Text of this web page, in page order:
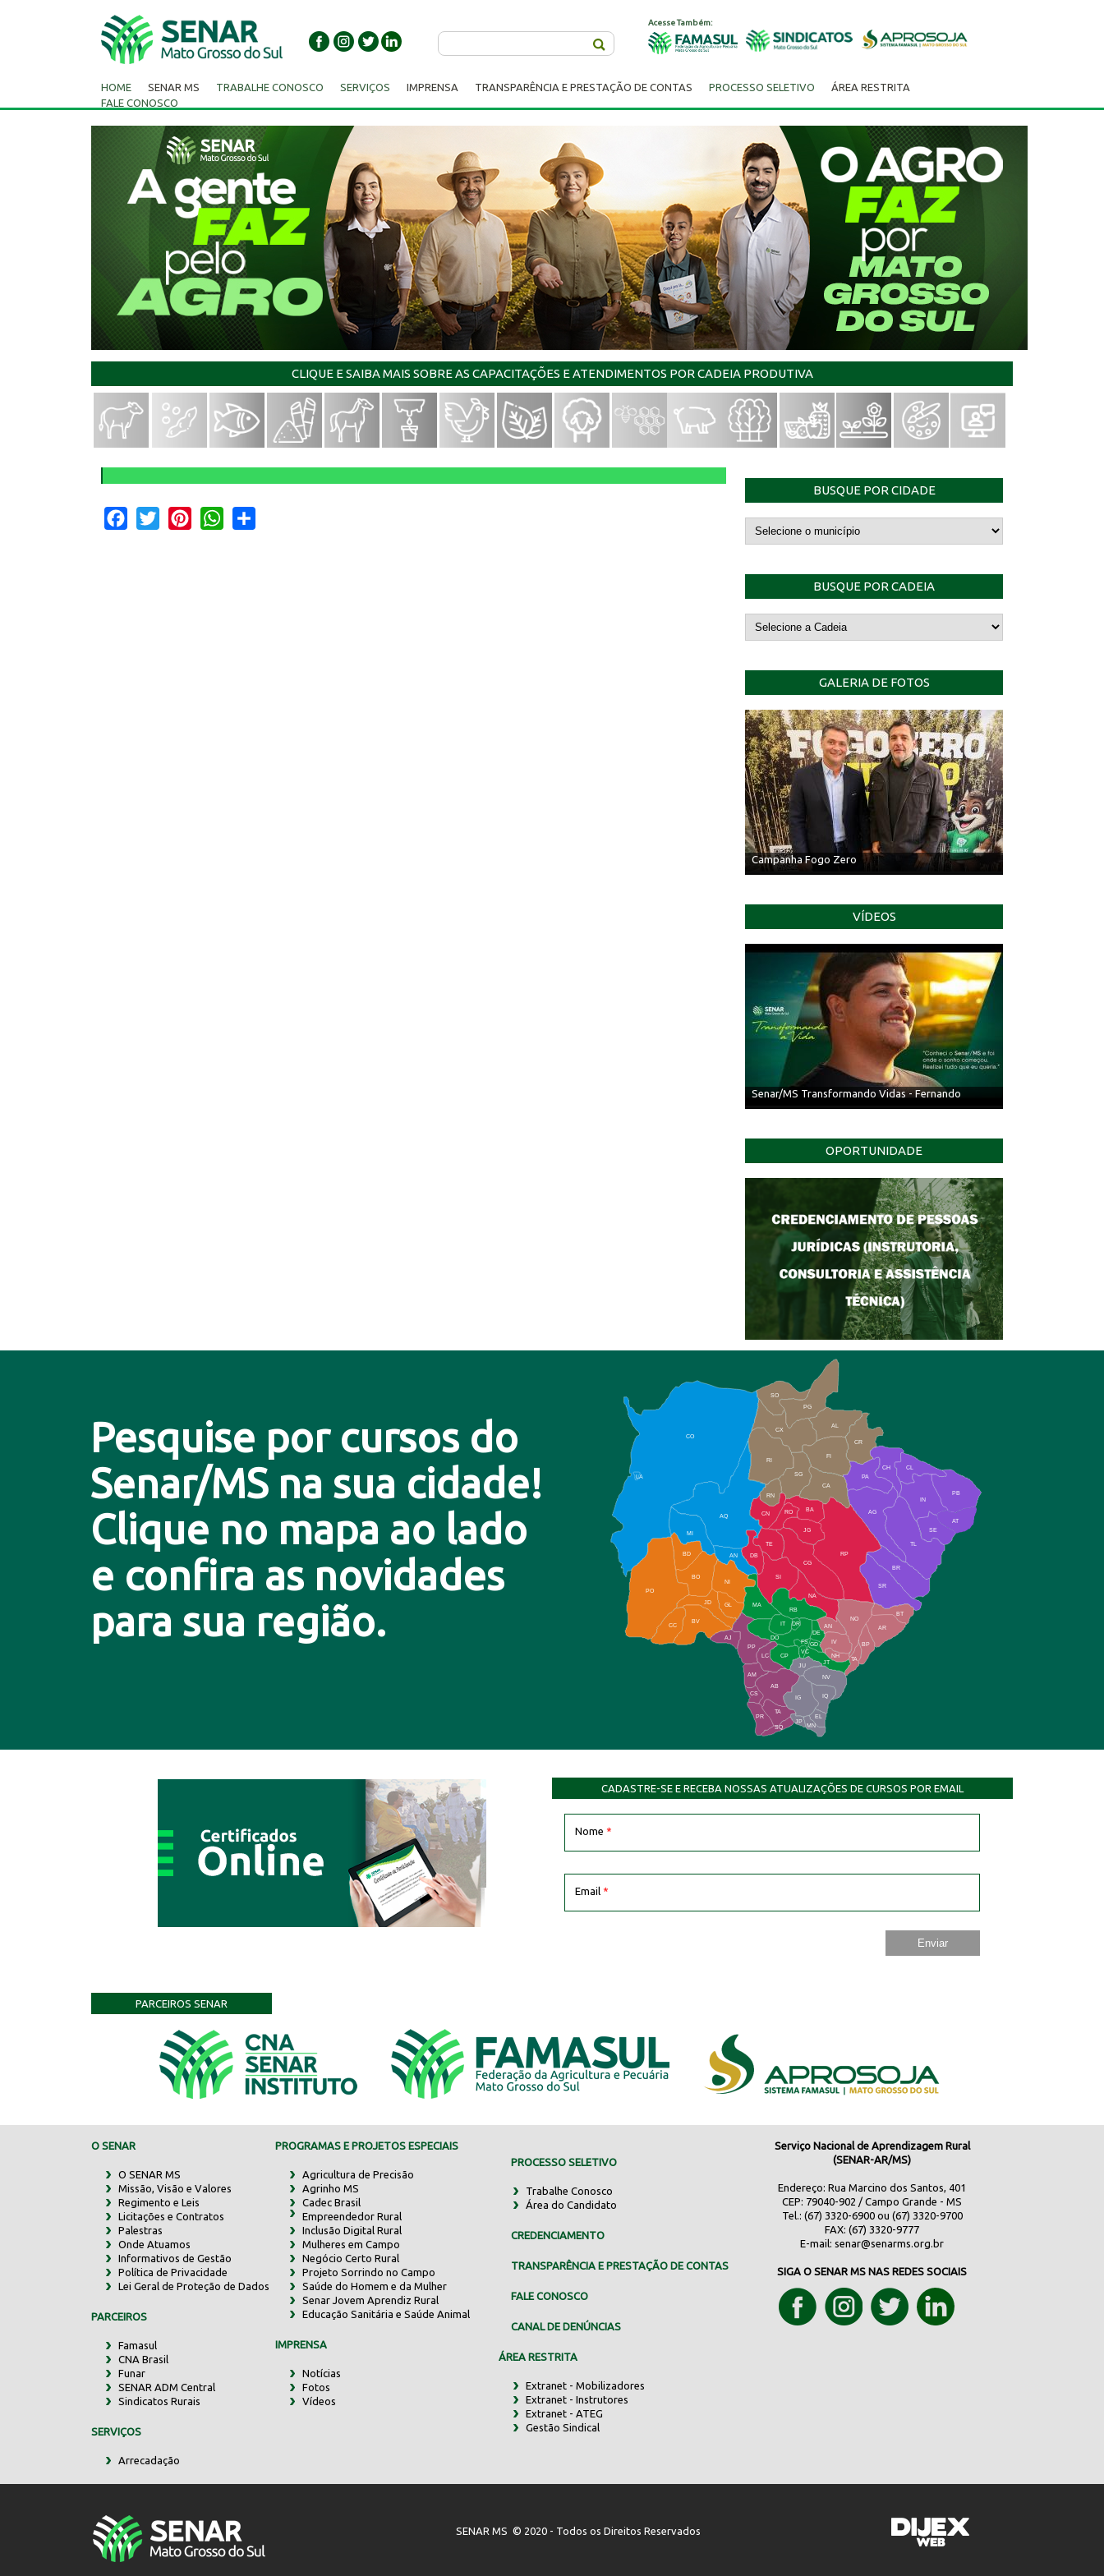
Acesse Também:
HOME SENAR MS TRABALHE CONOSCO SERVIÇOS IMPRENSA TRANSPARÊNCIA E PRESTAÇÃO DE CONTAS PROCESSO SELETIVO
ÁREA RESTRITA
FALE CONOSCO
CLIQUE E SAIBA MAIS SOBRE AS CAPACITAÇÕES E ATENDIMENTOS POR CADEIA PRODUTIVA
BUSQUE POR CIDADE
BUSQUE POR CADEIA
GALERIA DE FOTOS
Campanha Fogo Zero
VÍDEOS
Senar/MS Transformando Vidas - Fernando
OPORTUNIDADE
Facebook
Twitter PinterestWhatsApp
Pesquise por cursos do
Senar/MS na sua cidade!
Clique no mapa ao lado
e confira as novidades
para sua região.
CO
AQ
MI
AN
CX
RI
AL
CR
FI
SG
BA
CA
PA
CH CL
PB
SE
TL
AG
BR
SR
BT
AR
RP
RO
JG
CG
SI
NA
TA
NH
JT
RB
MA
IT
DR
DO
CP
JU
NV
IQ
EL
BD
BO
NI
JD
PO
BV
CC
PP
AJ
LC
AM
AB
JP
DB
TE
CS
PR
TA
SQ
IG
MN
IN
NO
BP
RN
CN
GL
AN
IV
FS
VC
GD
DE
AT
PG
SO
LA
CADASTRE-SE E RECEBA NOSSAS ATUALIZAÇÕES DE CURSOS POR EMAIL
Nome *
Email *
PARCEIROS SENAR
O SENAR
O SENAR MS
Missão, Visão e Valores
Regimento e Leis
Licitações e Contratos
Palestras
Onde Atuamos
Informativos de Gestão
Política de Privacidade
Lei Geral de Proteção de Dados
PARCEIROS
Famasul
CNA Brasil
Funar
SENAR ADM Central
Sindicatos Rurais
SERVIÇOS
Arrecadação
PROGRAMAS E PROJETOS ESPECIAIS
Agricultura de Precisão
Agrinho MS
Cadec Brasil
Empreendedor Rural
Inclusão Digital Rural
Mulheres em Campo
Negócio Certo Rural
Projeto Sorrindo no Campo
Saúde do Homem e da Mulher
Senar Jovem Aprendiz Rural
Educação Sanitária e Saúde Animal
IMPRENSA
Notícias
Fotos
Vídeos
PROCESSO SELETIVO
Trabalhe Conosco
Área do Candidato
CREDENCIAMENTO
TRANSPARÊNCIA E PRESTAÇÃO DE CONTAS
FALE CONOSCO
CANAL DE DENÚNCIAS
ÁREA RESTRITA
Extranet - Mobilizadores
Extranet - Instrutores
Extranet - ATEG
Gestão Sindical
Serviço Nacional de Aprendizagem Rural
(SENAR-AR/MS)
Endereço: Rua Marcino dos Santos, 401
CEP: 79040-902 / Campo Grande - MS
Tel.: (67) 3320-6900 ou (67) 3320-9700
FAX: (67) 3320-9777
E-mail:senar@senarms.org.br
SIGA O SENAR MS NAS REDES SOCIAIS
SENAR MS © 2020 - Todos os Direitos Reservados